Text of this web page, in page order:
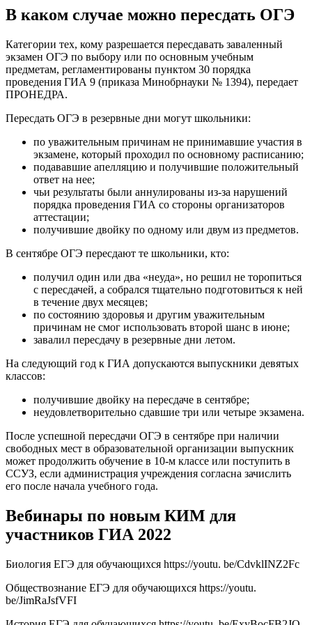
В каком случае можно пересдать ОГЭ
Категории тех, кому разрешается пересдавать заваленный
экзамен ОГЭ по выбору или по основным учебным
предметам, регламентированы пунктом 30 порядка
проведения ГИА 9 (приказа Минобрнауки № 1394), передает
ПРОНЕДРА.
Пересдать ОГЭ в резервные дни могут школьники:
по уважительным причинам не принимавшие участия в
экзамене, который проходил по основному расписанию;
подававшие апелляцию и получившие положительный
ответ на нее;
чьи результаты были аннулированы из-за нарушений
порядка проведения ГИА со стороны организаторов
аттестации;
получившие двойку по одному или двум из предметов.
В сентябре ОГЭ пересдают те школьники, кто:
получил один или два «неуда», но решил не торопиться
с пересдачей, а собрался тщательно подготовиться к ней
в течение двух месяцев;
по состоянию здоровья и другим уважительным
причинам не смог использовать второй шанс в июне;
завалил пересдачу в резервные дни летом.
На следующий год к ГИА допускаются выпускники девятых
классов:
получившие двойку на пересдаче в сентябре;
неудовлетворительно сдавшие три или четыре экзамена.
После успешной пересдачи ОГЭ в сентябре при наличии
свободных мест в образовательной организации выпускник
может продолжить обучение в 10-м классе или поступить в
ССУЗ, если администрация учреждения согласна зачислить
его после начала учебного года.
Вебинары по новым КИМ для
участников ГИА 2022
Биология ЕГЭ для обучающихся https://youtu. be/CdvklINZ2Fc
Обществознание ЕГЭ для обучающихся https://youtu.
be/JimRaJsfVFI